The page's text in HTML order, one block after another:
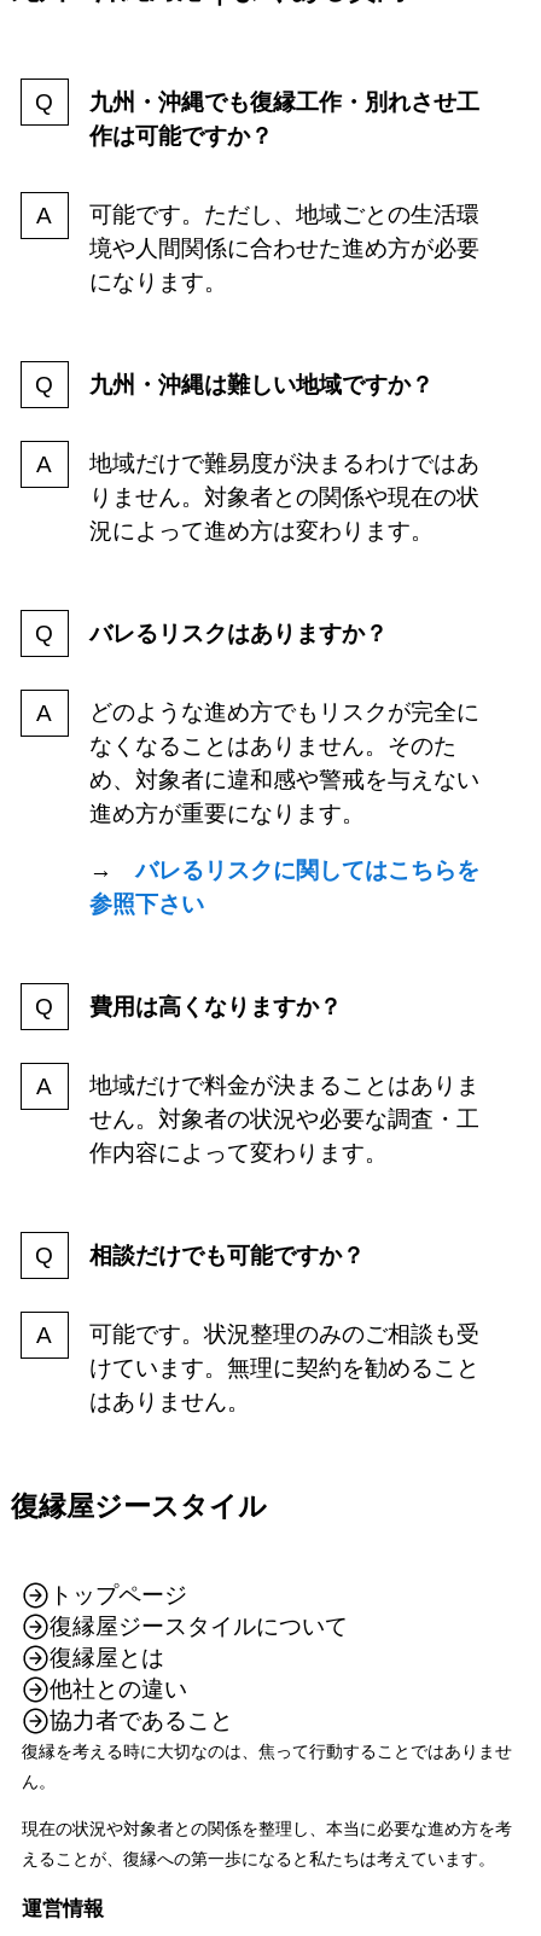
九州・沖縄でも復縁工作・別れさせ工
作は可能ですか？
可能です。ただし、地域ごとの生活環
境や人間関係に合わせた進め方が必要
になります。
九州・沖縄は難しい地域ですか？
地域だけで難易度が決まるわけではあ
りません。対象者との関係や現在の状
況によって進め方は変わります。
バレるリスクはありますか？
どのような進め方でもリスクが完全に
なくなることはありません。そのた
め、対象者に違和感や警戒を与えない
進め方が重要になります。
→バレるリスクに関してはこちらを
参照下さい
費用は高くなりますか？
地域だけで料金が決まることはありま
せん。対象者の状況や必要な調査・工
作内容によって変わります。
相談だけでも可能ですか？
可能です。状況整理のみのご相談も受
けています。無理に契約を勧めること
はありません。
復縁屋ジースタイル
トップページ
復縁屋ジースタイルについて
復縁屋とは
他社との違い
協力者であること
復縁を考える時に大切なのは、焦って行動することではありませ
ん。
現在の状況や対象者との関係を整理し、本当に必要な進め方を考
えることが、復縁への第一歩になると私たちは考えています。
運営情報